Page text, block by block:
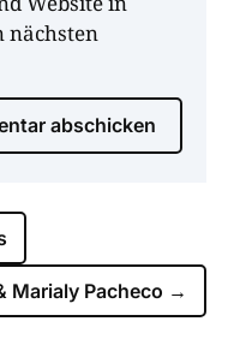
nächsten
abschicken
Marialy Pacheco →